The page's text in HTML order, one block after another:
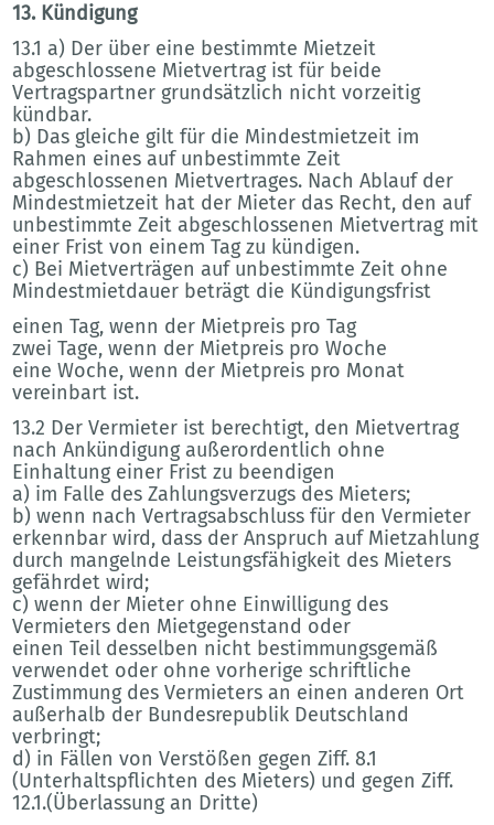
13. Kündigung
13.1 a) Der über eine bestimmte Mietzeit
abgeschlossene Mietvertrag ist für beide
Vertragspartner grundsätzlich nicht vorzeitig
kündbar.
b) Das gleiche gilt für die Mindestmietzeit im
Rahmen eines auf unbestimmte Zeit
abgeschlossenen Mietvertrages. Nach Ablauf der
Mindestmietzeit hat der Mieter das Recht, den auf
unbestimmte Zeit abgeschlossenen Mietvertrag mit
einer Frist von einem Tag zu kündigen.
c) Bei Mietverträgen auf unbestimmte Zeit ohne
Mindestmietdauer beträgt die Kündigungsfrist
einen Tag, wenn der Mietpreis pro Tag
zwei Tage, wenn der Mietpreis pro Woche
eine Woche, wenn der Mietpreis pro Monat
vereinbart ist.
13.2 Der Vermieter ist berechtigt, den Mietvertrag
nach Ankündigung außerordentlich ohne
Einhaltung einer Frist zu beendigen
a) im Falle des Zahlungsverzugs des Mieters;
b) wenn nach Vertragsabschluss für den Vermieter
erkennbar wird, dass der Anspruch auf Mietzahlung
durch mangelnde Leistungsfähigkeit des Mieters
gefährdet wird;
c) wenn der Mieter ohne Einwilligung des
Vermieters den Mietgegenstand oder
einen Teil desselben nicht bestimmungsgemäß
verwendet oder ohne vorherige schriftliche
Zustimmung des Vermieters an einen anderen Ort
außerhalb der Bundesrepublik Deutschland
verbringt;
d) in Fällen von Verstößen gegen Ziff. 8.1
(Unterhaltspflichten des Mieters) und gegen Ziff.
12.1.(Überlassung an Dritte)